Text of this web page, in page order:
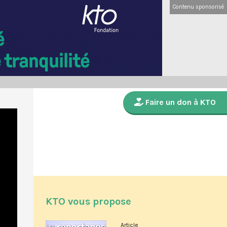
Contenu sponsorisé
Faire un don à KTO
KTO vous propose
Article